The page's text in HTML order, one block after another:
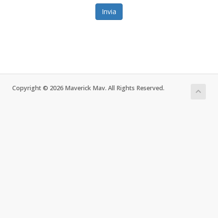
Invia
Copyright © 2026 Maverick Mav. All Rights Reserved.